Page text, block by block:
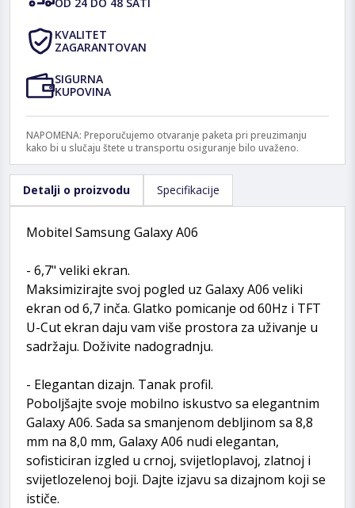
KVALITET
ZAGARANTOVAN
SIGURNA
KUPOVINA
NAPOMENA: Preporučujemo otvaranje paketa pri preuzimanju
kako bi u slučaju štete u transportu osiguranje bilo uvaženo.
Detalji o proizvodu Specifikacije
Mobitel Samsung Galaxy A06
- 6,7" veliki ekran.
Maksimizirajte svoj pogled uz Galaxy A06 veliki
ekran od 6,7 inča. Glatko pomicanje od 60Hz i TFT
U-Cut ekran daju vam više prostora za uživanje u
sadržaju. Doživite nadogradnju.
- Elegantan dizajn. Tanak profil.
Poboljšajte svoje mobilno iskustvo sa elegantnim
Galaxy A06. Sada sa smanjenom debljinom sa 8,8
mm na 8,0 mm, Galaxy A06 nudi elegantan,
sofisticiran izgled u crnoj, svijetloplavoj, zlatnoj i
svijetlozelenoj boji. Dajte izjavu sa dizajnom koji se
ističe.